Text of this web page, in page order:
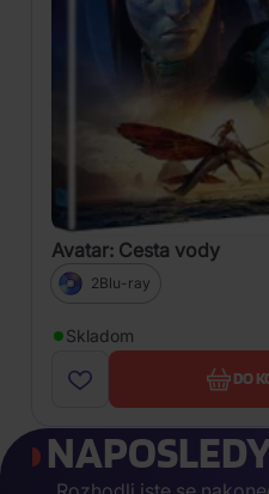
Avatar: Cesta vody
2Blu-ray
Skladom
DO